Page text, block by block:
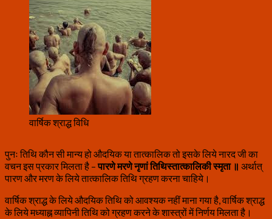
वार्षिक श्राद्ध विधि
पुनः तिथि कौन सी मान्य हो औदयिक या तात्कालिक तो इसके लिये नारद जी का
वचन इस प्रकार मिलता है –पारणे मरणे नृणां तिथिस्तात्कालिकी स्मृता ॥ अर्थात्
पारण और मरण के लिये तात्कालिक तिथि ग्रहण करना चाहिये।
वार्षिक श्राद्ध के लिये औदयिक तिथि को आवश्यक नहीं माना गया है, वार्षिक श्राद्ध
के लिये मध्याह्न व्यापिनी तिथि को ग्रहण करने के शास्त्रों में निर्णय मिलता है।